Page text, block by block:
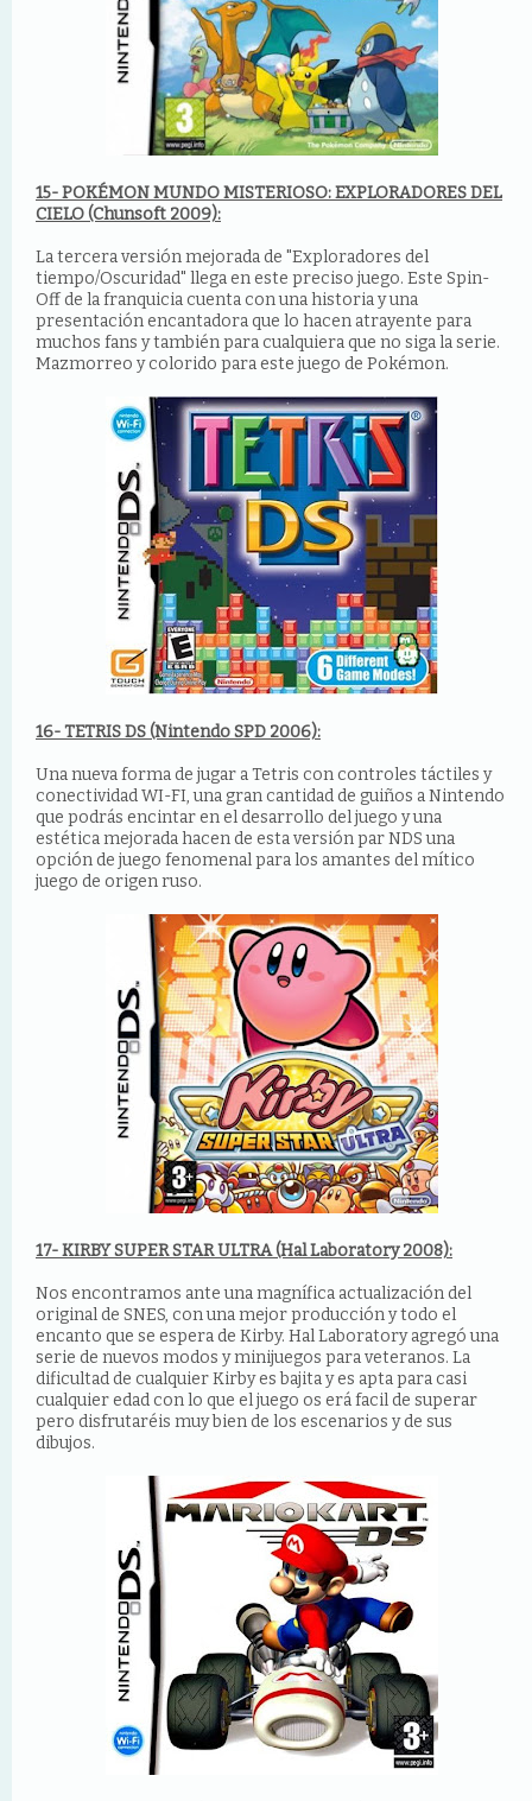
15- POKÉMON MUNDO MISTERIOSO: EXPLORADORES DEL
CIELO (Chunsoft 2009):
La tercera versión mejorada de "Exploradores del
tiempo/Oscuridad" llega en este preciso juego. Este Spin-
Off de la franquicia cuenta con una historia y una
presentación encantadora que lo hacen atrayente para
muchos fans y también para cualquiera que no siga la serie.
Mazmorreo y colorido para este juego de Pokémon.
16- TETRIS DS (Nintendo SPD 2006):
Una nueva forma de jugar a Tetris con controles táctiles y
conectividad WI-FI, una gran cantidad de guiños a Nintendo
que podrás encintar en el desarrollo del juego y una
estética mejorada hacen de esta versión par NDS una
opción de juego fenomenal para los amantes del mítico
juego de origen ruso.
17- KIRBY SUPER STAR ULTRA (Hal Laboratory 2008):
Nos encontramos ante una magnífica actualización del
original de SNES, con una mejor producción y todo el
encanto que se espera de Kirby. Hal Laboratory agregó una
serie de nuevos modos y minijuegos para veteranos. La
dificultad de cualquier Kirby es bajita y es apta para casi
cualquier edad con lo que el juego os erá facil de superar
pero disfrutaréis muy bien de los escenarios y de sus
dibujos.